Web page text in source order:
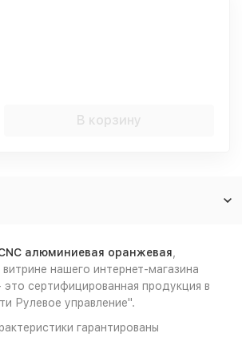
В корзину
алюминиевая оранжевая
нашего интернет-магазина
это сертифицированная продукция в
Рулевое управление".
гарантированы